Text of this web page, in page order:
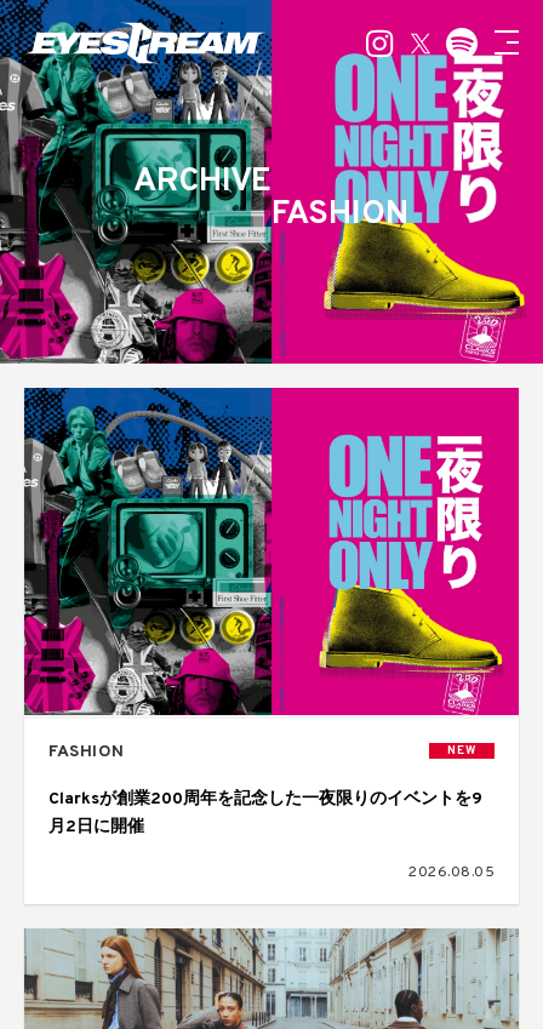
ARCHIVE
FASHION
FASHION NEW
Clarksが創業200周年を記念した一夜限りのイベントを9
月2日に開催
2026.08.05